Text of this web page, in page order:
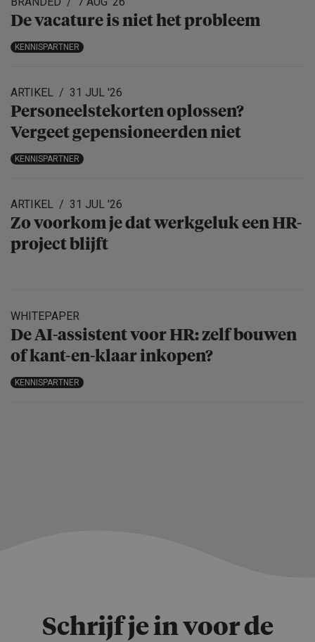
De vacature is niet het probleem
KENNISPARTNER
ARTIKEL 31 JUL '26
Personeels­te­korten oplossen?
Vergeet gepensio­neerden niet
KENNISPARTNER
ARTIKEL 31 JUL '26
Zo voorkom je dat werkgeluk een HR-
project blijft
WHITEPAPER
De AI-assistent voor HR: zelf bouwen
of kant-en-klaar inkopen?
KENNISPARTNER
Schrijf je in voor de